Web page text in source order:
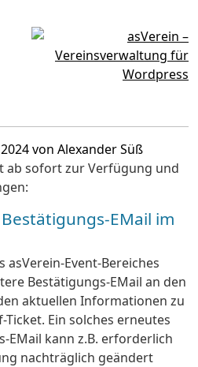
von Alexander Süß
ab sofort zur Verfügung und
EMail im
Event-Bereiches
Bestätigungs-EMail an den
aktuellen Informationen zu
Ein solches erneutes
EMail kann z.B. erforderlich
nachträglich geändert